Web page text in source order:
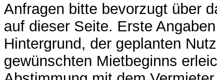
Anfragen bitte bevorzugt über
auf dieser Seite. Erste
Hintergrund, der geplanten
gewünschten Mietbeginns